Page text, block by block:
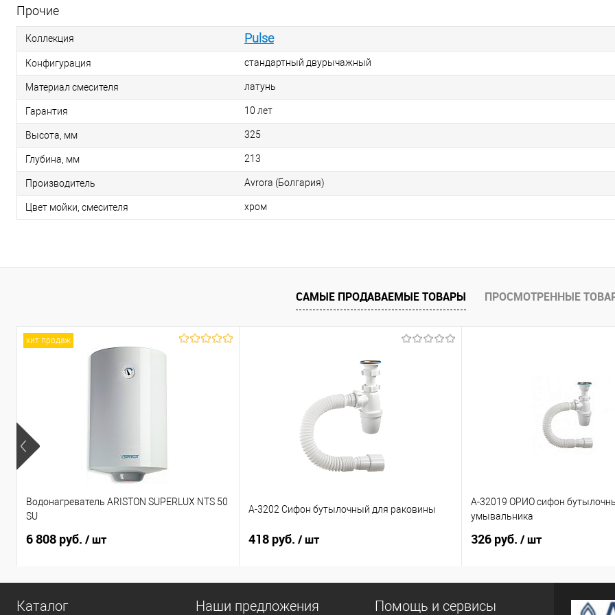
Прочие
Коллекция Pulse
Конфигурация стандартный двурычажный
Материал смесителя латунь
Гарантия 10 лет
Высота, мм 325
Глубина, мм 213
Производитель Avrora (Болгария)
Цвет мойки, смесителя хром
САМЫЕ ПРОДАВАЕМЫЕ ТОВАРЫ ПРОСМОТРЕННЫЕ
хит продаж
Водонагреватель ARISTON SUPERLUX NTS 50
SU
6 808 руб. / шт
А-3202 Сифон бутылочный для раковины
418 руб. / шт
А-32019 ОРИО сифон
умывальника
326 руб. / шт
Каталог Наши предложения Помощь и сервисы